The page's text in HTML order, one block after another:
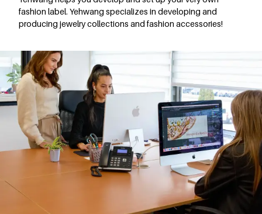
fashion label. Yehwang specializes in developing and
producing jewelry collections and fashion accessories!